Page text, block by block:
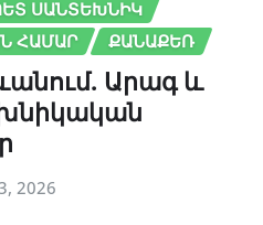
ՍԱՆՏԵԽՆԻԿ
ՀԱՄԱՐ ՔԱՆԱՔԵՌ
Արագ և
2026